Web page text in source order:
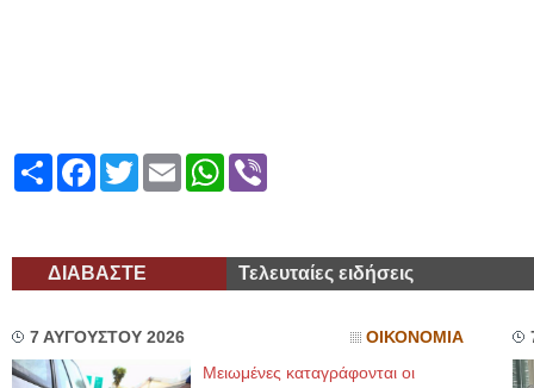
ShareFacebook
TwitterEmailWhatsApp
ΔΙΑΒΑΣΤΕ Τελευταίες ειδήσεις
7 ΑΥΓΟΥΣΤΟΥ 2026 ΟΙΚΟΝΟΜΙΑ
Μειωμένες καταγράφονται οι